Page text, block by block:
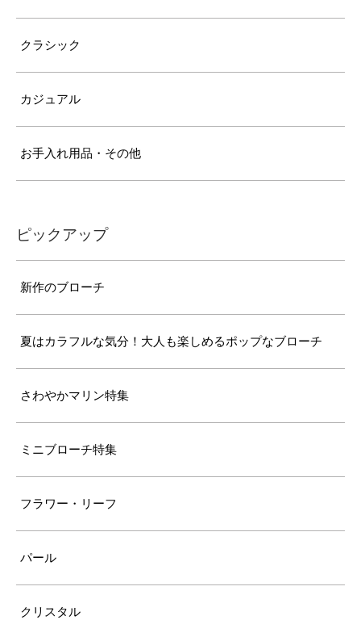
クラシック
カジュアル
お手入れ用品・その他
ピックアップ
新作のブローチ
夏はカラフルな気分！大人も楽しめるポップなブローチ
さわやかマリン特集
ミニブローチ特集
フラワー・リーフ
パール
クリスタル